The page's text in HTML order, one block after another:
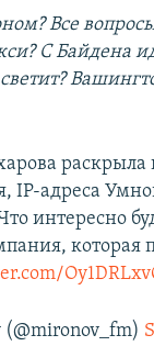
Все
С Байдена
раскрыла
IP-адреса
интересно
которая